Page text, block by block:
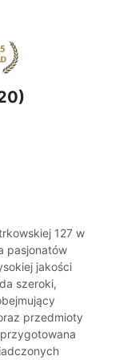
127 w
pasjonatów
jakości
szeroki,
przedmioty